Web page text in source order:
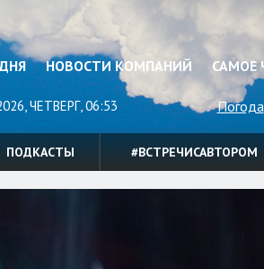
НОВОСТИ КОМПАНИЙ САМОЕ
ЧЕТВЕРГ, 06:53 Погода
ПОДКАСТЫ #ВСТРЕЧИСАВТОРОМ